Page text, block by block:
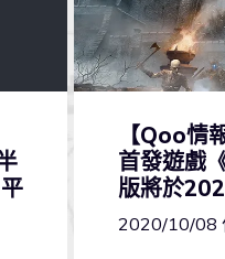
【Qoo情
首發遊戲
版將於
2020/10/08